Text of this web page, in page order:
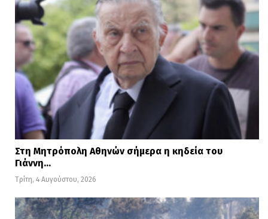
Στη Μητρόπολη Αθηνών σήμερα η κηδεία του
Γιάννη…
Τρίτη, 4 Αυγούστου, 2026